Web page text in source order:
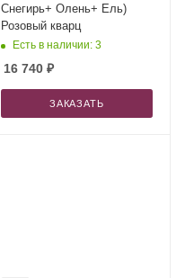
Снегирь+ Олень+ Ель)
Розовый кварц
Есть в наличии: 3
16 740₽
ЗАКАЗАТЬ